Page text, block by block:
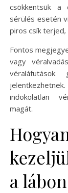
csökkentsük a
sérülés esetén
piros csík terjed,
Fontos
vagy
véraláfutások
indokolatlan
magát.
a lábon